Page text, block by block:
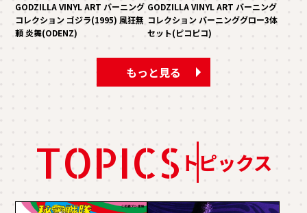
GODZILLA VINYL ART バーニング
コレクション ゴジラ(1995) 風狂無
頼 炎舞(ODENZ)
GODZILLA VINYL ART バーニング
コレクション バーニンググロー3体
セット(ピコピコ)
もっと見る
TOPICS トピックス